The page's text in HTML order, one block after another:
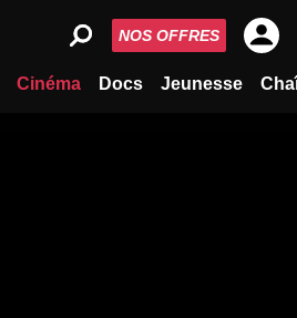
Cinéma Docs Jeunesse
NOS OFFRES